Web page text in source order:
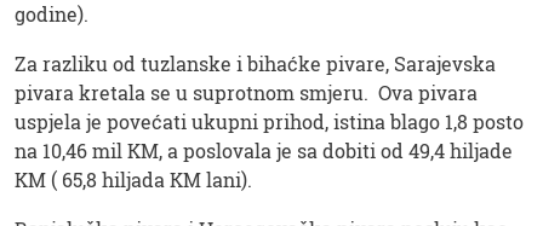
godine).
Za razliku od tuzlanske i bihaćke pivare, Sarajevska
pivara kretala se u suprotnom smjeru. Ova pivara
uspjela je povećati ukupni prihod, istina blago 1,8 posto
na 10,46 mil KM, a poslovala je sa dobiti od 49,4 hiljade
KM ( 65,8 hiljada KM lani).